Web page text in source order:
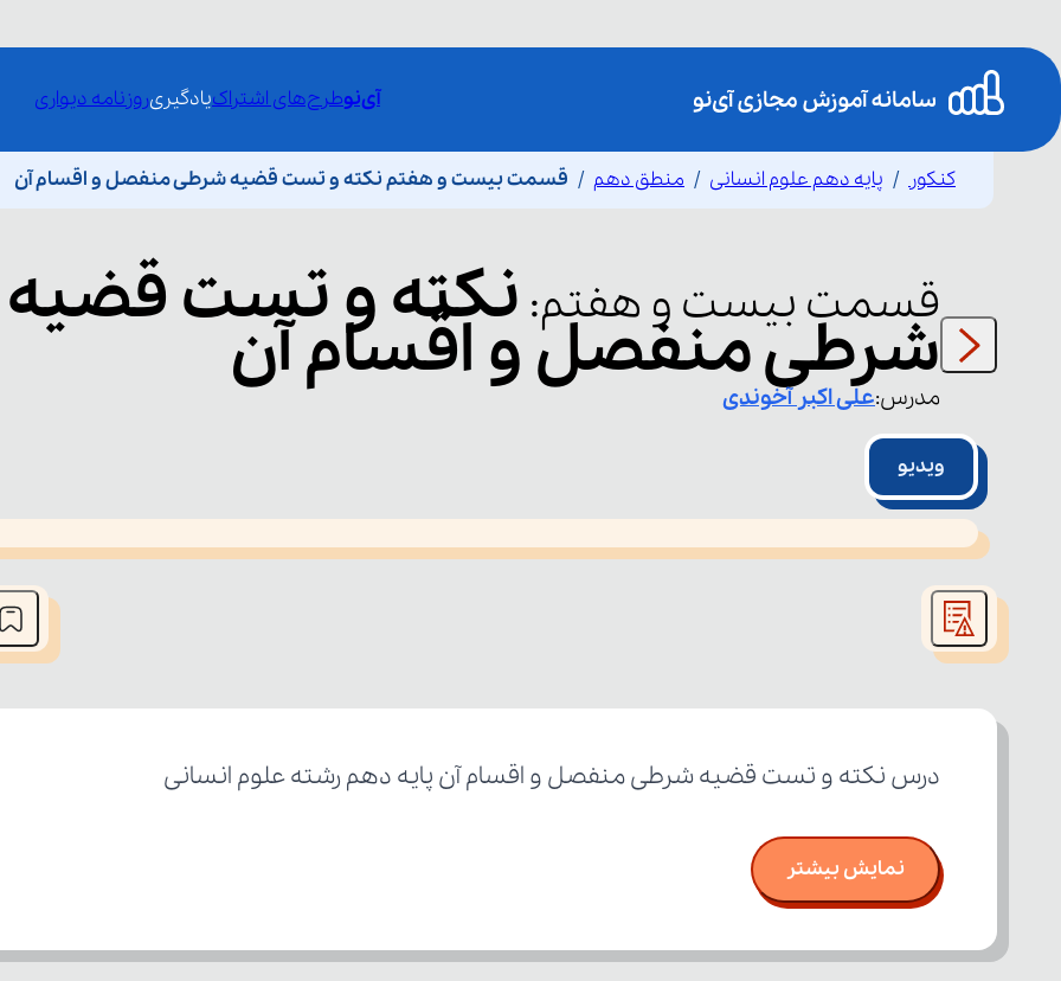
آی‌نوطرح‌های اشتراکیادگیریروزنامه دیواری
کنکور پایه دهم علوم انسانی منطق دهم قسمت بیست و هفتم نکته و تست قضیه شرطی منفصل و اقسام آن
قسمت بیست و هفتم: نکته و تست قضیه
شرطی منفصل و اقسام آن
مدرس:علی اکبر آخوندی
ویدیو
This
is
window.
درس نکته و تست قضیه شرطی منفصل و اقسام آن پایه دهم رشته علوم انسانی
نمایش بیشتر